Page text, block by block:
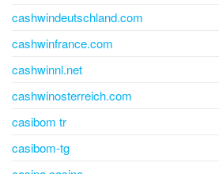
cashwindeutschland.com
cashwinfrance.com
cashwinnl.net
cashwinosterreich.com
casibom tr
casibom-tg